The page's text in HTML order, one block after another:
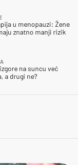
u menopauzi: Žene
znatno manji rizik
na suncu već
a drugi ne?